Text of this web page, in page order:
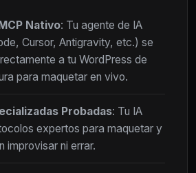
Nativo: Tu agente de IA
Cursor, Antigravity, etc.) se
a tu WordPress de
para maquetar en vivo.
Probadas: Tu IA
expertos para maquetar y
improvisar ni errar.